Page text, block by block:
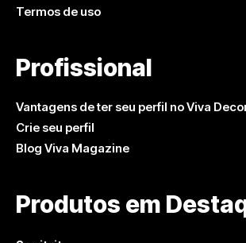
Termos de uso
Profissional
Vantagens de ter seu perfil no Viva
Crie seu perfil
Blog Viva Magazine
Produtos em